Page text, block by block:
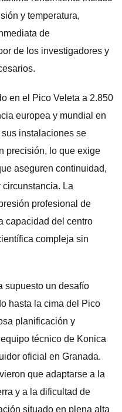
y temperatura,
de
de los investigadores y
en el Pico Veleta a 2.850
europea y mundial en
instalaciones se
precisión, lo que exige
aseguren continuidad,
La
profesional de
capacidad del centro
compleja sin
supuesto un desafío
hasta la cima del Pico
planificación y
técnico de Konica
oficial en Granada.
que adaptarse a la
y a la dificultad de
situado en plena alta